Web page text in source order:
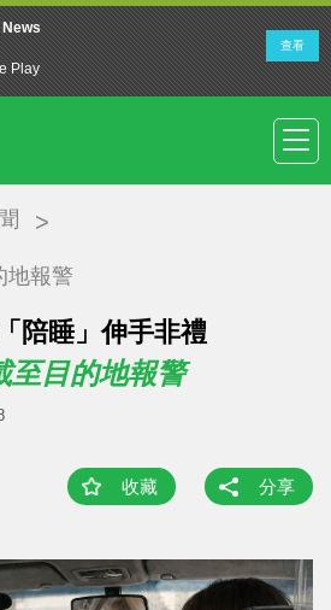
地報警
陪睡」伸手非禮
至目的地報警
收藏 分享